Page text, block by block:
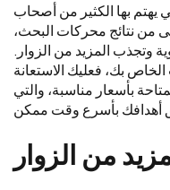
يهتم بها الكثير من أصحاب
من نتائج محركات البحث،
وتجذب المزيد من الزوار.
بك، فعليك الاستعانة
بأسعار مناسبة، والتي
من الزوار